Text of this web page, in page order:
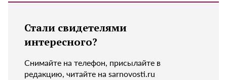
Стали свидетелями
интересного?
Снимайте на телефон, присылайте в
редакцию, читайте на sarnovosti.ru